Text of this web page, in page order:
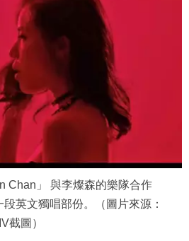
Chan」 與李燦森的樂隊合作
段英文獨唱部份。（圖片來源：
截圖）